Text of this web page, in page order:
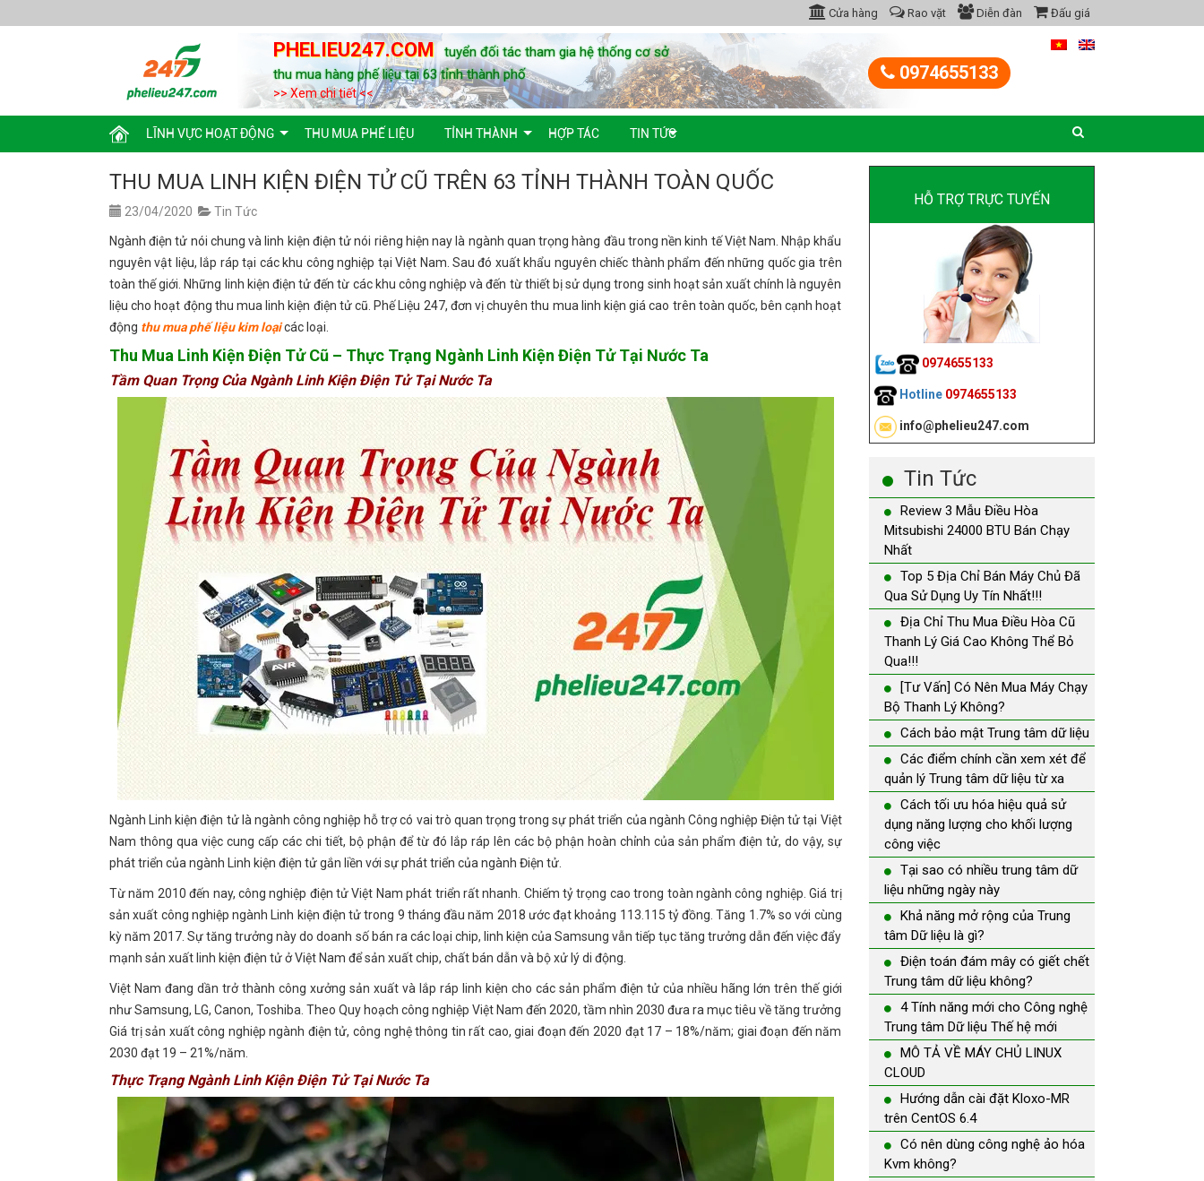
Cửa hàng Rao vặt Diễn đàn Đấu giá
PHELIEU247.COM
tuyển đối tác tham gia hệ thống cơ sở
thu mua hàng phế liệu tại 63 tỉnh thành phố
>> Xem chi tiết <<
0974655133
LĨNH VỰC HOẠT ĐỘNG THU MUA PHẾ LIỆU TỈNH THÀNH HỢP TÁC TIN TỨC
THU MUA LINH KIỆN ĐIỆN TỬ CŨ TRÊN 63 TỈNH THÀNH TOÀN QUỐC
23/04/2020 Tin Tức
Ngành điện tử nói chung và linh kiện điện tử nói riêng hiện nay là ngành quan trọng hàng đầu trong nền kinh tế Việt Nam. Nhập khẩu
nguyên vật liệu, lắp ráp tại các khu công nghiệp tại Việt Nam. Sau đó xuất khẩu nguyên chiếc thành phẩm đến những quốc gia trên
toàn thế giới. Những linh kiện điện tử đến từ các khu công nghiệp và đến từ thiết bị sử dụng trong sinh hoạt sản xuất chính là nguyên
liệu cho hoạt động thu mua linh kiện điện tử cũ. Phế Liệu 247, đơn vị chuyên thu mua linh kiện giá cao trên toàn quốc, bên cạnh hoạt
động thu mua phế liệu kim loạicác loại.
Thu Mua Linh Kiện Điện Tử Cũ – Thực Trạng Ngành Linh Kiện Điện Tử Tại Nước Ta
Tầm Quan Trọng Của Ngành Linh Kiện Điện Tử Tại Nước Ta
Ngành Linh kiện điện tử là ngành công nghiệp hỗ trợ có vai trò quan trọng trong sự phát triển của ngành Công nghiệp Điện tử tại Việt
Nam thông qua việc cung cấp các chi tiết, bộ phận để từ đó lắp ráp lên các bộ phận hoàn chỉnh của sản phẩm điện tử, do vậy, sự
phát triển của ngành Linh kiện điện tử gắn liền với sự phát triển của ngành Điện tử.
Từ năm 2010 đến nay, công nghiệp điện tử Việt Nam phát triển rất nhanh. Chiếm tỷ trọng cao trong toàn ngành công nghiệp. Giá trị
sản xuất công nghiệp ngành Linh kiện điện tử trong 9 tháng đầu năm 2018 ước đạt khoảng 113.115 tỷ đồng. Tăng 1.7% so với cùng
kỳ năm 2017. Sự tăng trưởng này do doanh số bán ra các loại chip, linh kiện của Samsung vẫn tiếp tục tăng trưởng dẫn đến việc đẩy
mạnh sản xuất linh kiện điện tử ở Việt Nam để sản xuất chip, chất bán dẫn và bộ xử lý di động.
Việt Nam đang dần trở thành công xưởng sản xuất và lắp ráp linh kiện cho các sản phẩm điện tử của nhiều hãng lớn trên thế giới
như Samsung, LG, Canon, Toshiba. Theo Quy hoạch công nghiệp Việt Nam đến 2020, tầm nhìn 2030 đưa ra mục tiêu về tăng trưởng
Giá trị sản xuất công nghiệp ngành điện tử, công nghệ thông tin rất cao, giai đoạn đến 2020 đạt 17 – 18%/năm; giai đoạn đến năm
2030 đạt 19 – 21%/năm.
Thực Trạng Ngành Linh Kiện Điện Tử Tại Nước Ta
HỖ TRỢ TRỰC TUYẾN
0974655133
Hotline 0974655133
info@phelieu247.com
Tin Tức
Review 3 Mẫu Điều Hòa
Mitsubishi 24000 BTU Bán Chạy
Nhất
Top 5 Địa Chỉ Bán Máy Chủ Đã
Qua Sử Dụng Uy Tín Nhất!!!
Địa Chỉ Thu Mua Điều Hòa Cũ
Thanh Lý Giá Cao Không Thể Bỏ
Qua!!!
[Tư Vấn] Có Nên Mua Máy Chạy
Bộ Thanh Lý Không?
Cách bảo mật Trung tâm dữ liệu
Các điểm chính cần xem xét để
quản lý Trung tâm dữ liệu từ xa
Cách tối ưu hóa hiệu quả sử
dụng năng lượng cho khối lượng
công việc
Tại sao có nhiều trung tâm dữ
liệu những ngày này
Khả năng mở rộng của Trung
tâm Dữ liệu là gì?
Điện toán đám mây có giết chết
Trung tâm dữ liệu không?
4 Tính năng mới cho Công nghệ
Trung tâm Dữ liệu Thế hệ mới
MÔ TẢ VỀ MÁY CHỦ LINUX
CLOUD
Hướng dẫn cài đặt Kloxo-MR
trên CentOS 6.4
Có nên dùng công nghệ ảo hóa
Kvm không?